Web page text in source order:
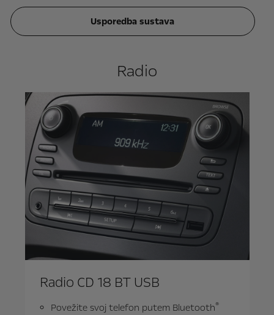
Usporedba sustava
Radio
Radio CD 18 BT USB
Povežite svoj telefon putem Bluetooth®